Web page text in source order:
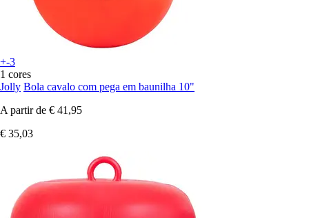
+-3
1 cores
Jolly Bola cavalo com pega em baunilha 10"
A partir de € 41,95
€ 35,03